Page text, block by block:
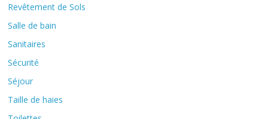
Revêtement de Sols
Salle de bain
Sanitaires
Sécurité
Séjour
Taille de haies